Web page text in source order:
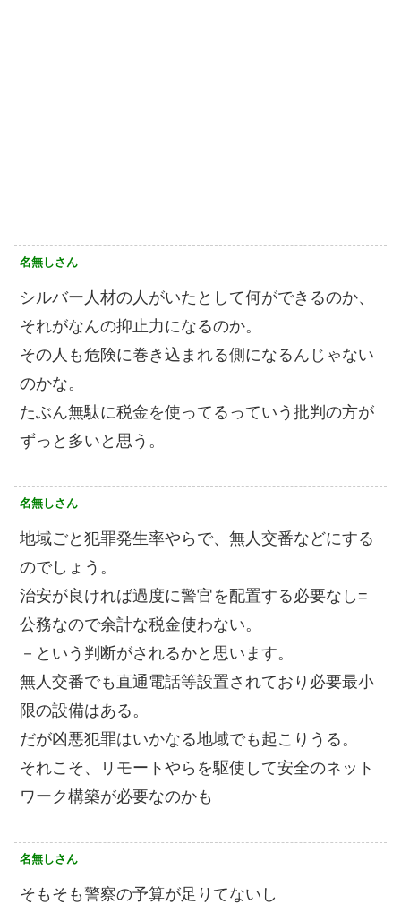
名無しさん
シルバー人材の人がいたとして何ができるのか、
それがなんの抑止力になるのか。
その人も危険に巻き込まれる側になるんじゃない
のかな。
たぶん無駄に税金を使ってるっていう批判の方が
ずっと多いと思う。
名無しさん
地域ごと犯罪発生率やらで、無人交番などにする
のでしょう。
治安が良ければ過度に警官を配置する必要なし=
公務なので余計な税金使わない。
－という判断がされるかと思います。
無人交番でも直通電話等設置されており必要最小
限の設備はある。
だが凶悪犯罪はいかなる地域でも起こりうる。
それこそ、リモートやらを駆使して安全のネット
ワーク構築が必要なのかも
名無しさん
そもそも警察の予算が足りてないし